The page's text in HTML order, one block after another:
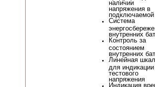
наличии
напряжения в
подключаемой
Система
внутренних
Контроль за
состоянием
внутренних
Линейная
для индикации
тестового
напряжения
Индикация